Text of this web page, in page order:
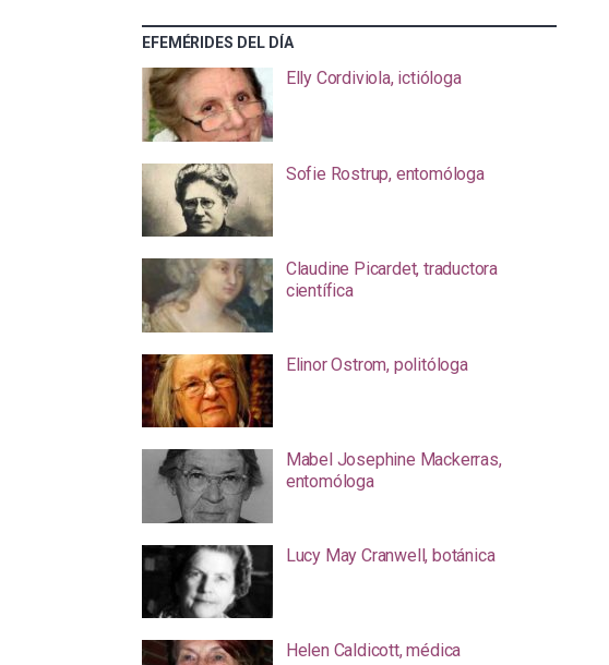
EFEMÉRIDES DEL DÍA
Elly Cordiviola, ictióloga
Sofie Rostrup, entomóloga
Claudine Picardet, traductora
científica
Elinor Ostrom, politóloga
Mabel Josephine Mackerras,
entomóloga
Lucy May Cranwell, botánica
Helen Caldicott, médica